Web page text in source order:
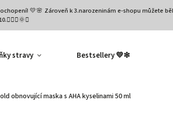
💛🌸 Zároveň k 3.narozeninám e-shopu můžete
stravy Bestsellery 💛❇︎
obnovující maska s AHA kyselinami 50 ml